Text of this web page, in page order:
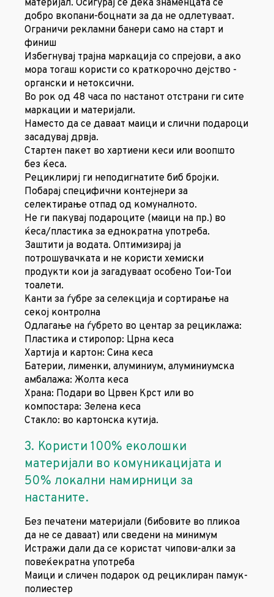
материјал. Осигурај се дека знаменцата се
добро вкопани-боцнати за да не одлетуваат.
Ограничи рекламни банери само на старт и
финиш
Избегнувај трајна маркација со спрејови, а ако
мора тогаш користи со краткорочно дејство -
органски и нетоксични.
Во рок од 48 часа по настанот отстрани ги сите
маркации и материјали.
Наместо да се даваат маици и слични подароци
засадувај дрвја.
Стартен пакет во хартиени кеси или воопшто
без ќеса.
Рециклириј ги неподигнатите биб бројки.
Побарај специфични контејнери за
селектирање отпад од комуналното.
Не ги пакувај подароците (маици на пр.) во
ќеса/пластика за еднократна употреба.
Заштити ја водата. Оптимизирај ја
потрошувачката и не користи хемиски
продукти кои ја загадуваат особено Тои-Тои
тоалети.
Канти за ѓубре за селекција и сортирање на
секој контролна
Одлагање на ѓубрето во центар за рециклажа:
Пластика и стиропор: Црна кеса
Хартија и картон: Сина кеса
Батерии, лименки, алуминиум, алуминиумска
амбалажа: Жолта кеса
Храна: Подари во Црвен Крст или во
компостара: Зелена кеса
Стакло: во картонска кутија.
3. Користи 100% еколошки
материјали во комуникацијата и
50% локални намирници за
настаните.
Без печатени материјали (бибовите во пликоа
да не се даваат) или сведени на минимум
Истражи дали да се користат чипови-алки за
повеќекратна употреба
Маици и сличен подарок од рециклиран памук-
полиестер